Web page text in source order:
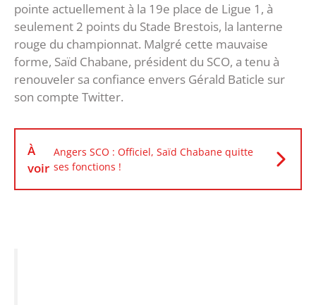
pointe actuellement à la 19e place de Ligue 1, à
seulement 2 points du Stade Brestois, la lanterne
rouge du championnat. Malgré cette mauvaise
forme, Saïd Chabane, président du SCO, a tenu à
renouveler sa confiance envers Gérald Baticle sur
son compte Twitter.
À
voir
Angers SCO : Officiel, Saïd Chabane quitte
ses fonctions !